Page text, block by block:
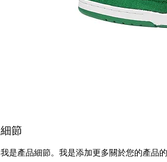
細節
我是產品細節。我是添加更多關於您的產品